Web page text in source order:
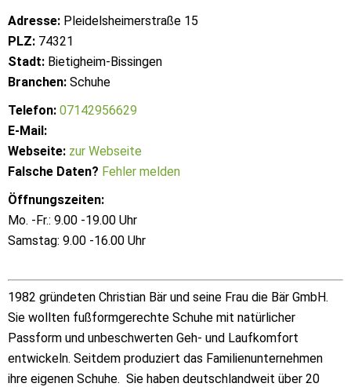
Adresse: Pleidelsheimerstraße 15
PLZ: 74321
Stadt: Bietigheim-Bissingen
Branchen: Schuhe
Telefon: 07142956629
E-Mail:
Webseite: zur Webseite
Falsche Daten? Fehler melden
Öffnungszeiten:
Mo. -Fr.: 9.00 -19.00 Uhr
Samstag: 9.00 -16.00 Uhr
1982 gründeten Christian Bär und seine Frau die Bär GmbH.
Sie wollten fußformgerechte Schuhe mit natürlicher
Passform und unbeschwerten Geh- und Laufkomfort
entwickeln. Seitdem produziert das Familienunternehmen
ihre eigenen Schuhe. Sie haben deutschlandweit über 20